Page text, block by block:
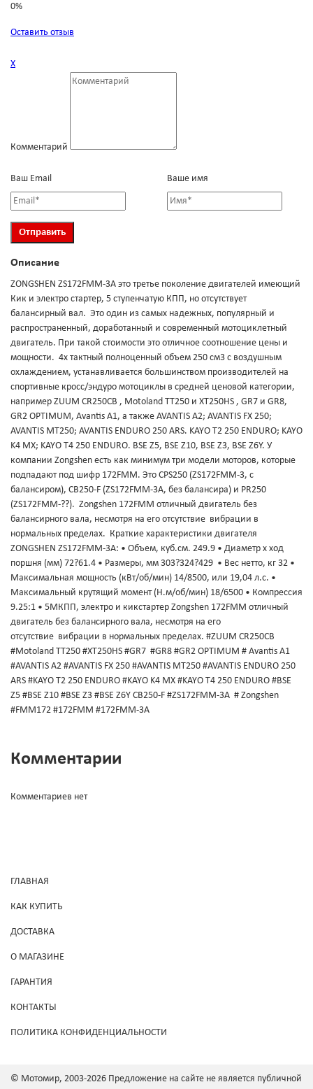
0%
Оставить отзыв
Х
Комментарий
Ваш Email Ваше имя
Описание
ZONGSHEN ZS172FMM-3A это третье поколение двигателей имеющий
Кик и электро стартер, 5 ступенчатую КПП, но отсутствует
балансирный вал. Это один из самых надежных, популярный и
распространенный, доработанный и современный мотоциклетный
двигатель. При такой стоимости это отличное соотношение цены и
мощности. 4х тактный полноценный объем 250 см3 с воздушным
охлаждением, устанавливается большинством производителей на
спортивные кросс/эндуро мотоциклы в средней ценовой категории,
например ZUUM CR250CB , Motoland TT250 и XT250HS , GR7 и GR8,
GR2 OPTIMUM, Avantis A1, а также AVANTIS A2; AVANTIS FX 250;
AVANTIS MT250; AVANTIS ENDURO 250 ARS. KAYO T2 250 ENDURO; KAYO
K4 MX; KAYO T4 250 ENDURO. BSE Z5, BSE Z10, BSE Z3, BSE Z6Y. У
компании Zongshen есть как минимум три модели моторов, которые
подпадают под шифр 172FMM. Это CPS250 (ZS172FMM-3, с
балансиром), CB250-F (ZS172FMM-3А, без балансира) и PR250
(ZS172FMM-??). Zongshen 172FMM отличный двигатель без
балансирного вала, несмотря на его отсутствие вибрации в
нормальных пределах. Краткие характеристики двигателя
ZONGSHEN ZS172FMM-3A: • Объем, куб.см. 249.9 • Диаметр х ход
поршня (мм) 72?61.4 • Размеры, мм 303?324?429 • Вес нетто, кг 32 •
Максимальная мощность (кВт/об/мин) 14/8500, или 19,04 л.с. •
Максимальный крутящий момент (Н.м/об/мин) 18/6500 • Компрессия
9.25:1 • 5МКПП, электро и кикстартер Zongshen 172FMM отличный
двигатель без балансирного вала, несмотря на его
отсутствие вибрации в нормальных пределах. #ZUUM CR250CB
#Motoland TT250 #XT250HS #GR7 #GR8 #GR2 OPTIMUM # Avantis A1
#AVANTIS A2 #AVANTIS FX 250 #AVANTIS MT250 #AVANTIS ENDURO 250
ARS #KAYO T2 250 ENDURO #KAYO K4 MX #KAYO T4 250 ENDURO #BSE
Z5 #BSE Z10 #BSE Z3 #BSE Z6Y CB250-F #ZS172FMM-3А # Zongshen
#FMM172 #172FMM #172FMM-3A
Комментарии
Комментариев нет
ГЛАВНАЯ
КАК КУПИТЬ
ДОСТАВКА
О МАГАЗИНЕ
ГАРАНТИЯ
КОНТАКТЫ
ПОЛИТИКА КОНФИДЕНЦИАЛЬНОСТИ
© Мотомир, 2003-2026 Предложение на сайте не является публичной